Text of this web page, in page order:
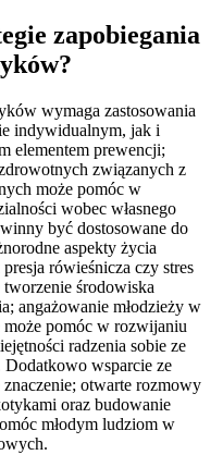
zapobiegania
wymaga zastosowania
indywidualnym, jak i
elementem prewencji;
związanych z
może pomóc w
wobec własnego
być dostosowane do
aspekty życia
rówieśnicza czy stres
tworzenie środowiska
angażowanie młodzieży w
pomóc w rozwijaniu
radzenia sobie ze
Dodatkowo wsparcie ze
otwarte rozmowy
oraz budowanie
młodym ludziom w